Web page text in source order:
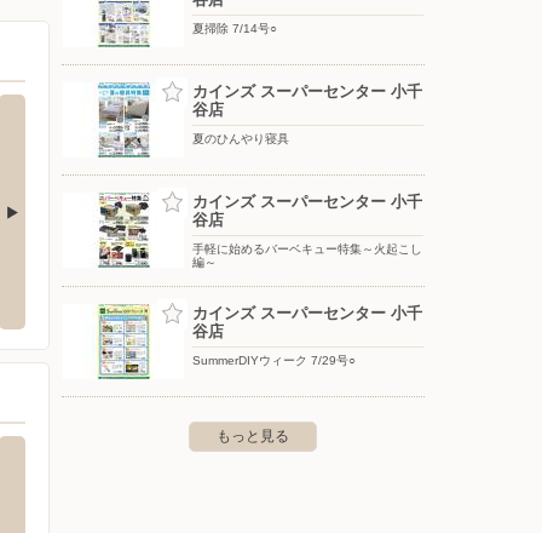
店
口新田708
西松屋チェーン/小千谷店
マーケットシティ小千谷内
夏掃除 7/14号○
カインズ スーパーセンター 小千
谷店
夏のひんやり寝具
カインズ スーパーセンター 小千
谷店
手軽に始めるバーベキュー特集～火起こし
編～
カインズ スーパーセンター 小千
谷店
SummerDIYウィーク 7/29号○
もっと見る